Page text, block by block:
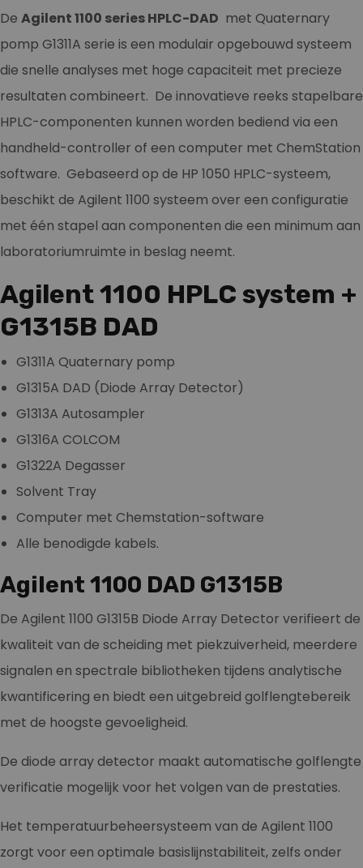
De Agilent 1100 series HPLC-DAD met Quaternary
pomp G1311A serie is een modulair opgebouwd systeem
die snelle analyses met hoge capaciteit met precieze
resultaten combineert. De innovatieve reeks stapelbare
HPLC-componenten kunnen worden bediend via een
handheld-controller of een computer met ChemStation
software. Gebaseerd op de HP 1050 HPLC-systeem,
beschikt de Agilent 1100 systeem over een configuratie
met één stapel aan componenten die een minimum aan
laboratoriumruimte in beslag neemt.
Agilent 1100 HPLC system +
G1315B DAD
G1311A Quaternary pomp
G1315A DAD (Diode Array Detector)
G1313A Autosampler
G1316A COLCOM
G1322A Degasser
Solvent Tray
Computer met Chemstation-software
Alle benodigde kabels.
Agilent 1100 DAD G1315B
De Agilent 1100 G1315B Diode Array Detector verifieert de
kwaliteit van de scheiding met piekzuiverheid, meerdere
signalen en spectrale bibliotheken tijdens analytische
kwantificering en biedt een uitgebreid golflengtebereik
met de hoogste gevoeligheid.
De diode array detector maakt automatische golflengte
verificatie mogelijk voor het volgen van de prestaties.
Het temperatuurbeheersysteem van de Agilent 1100
zorgt voor een optimale basislijnstabiliteit, zelfs onder